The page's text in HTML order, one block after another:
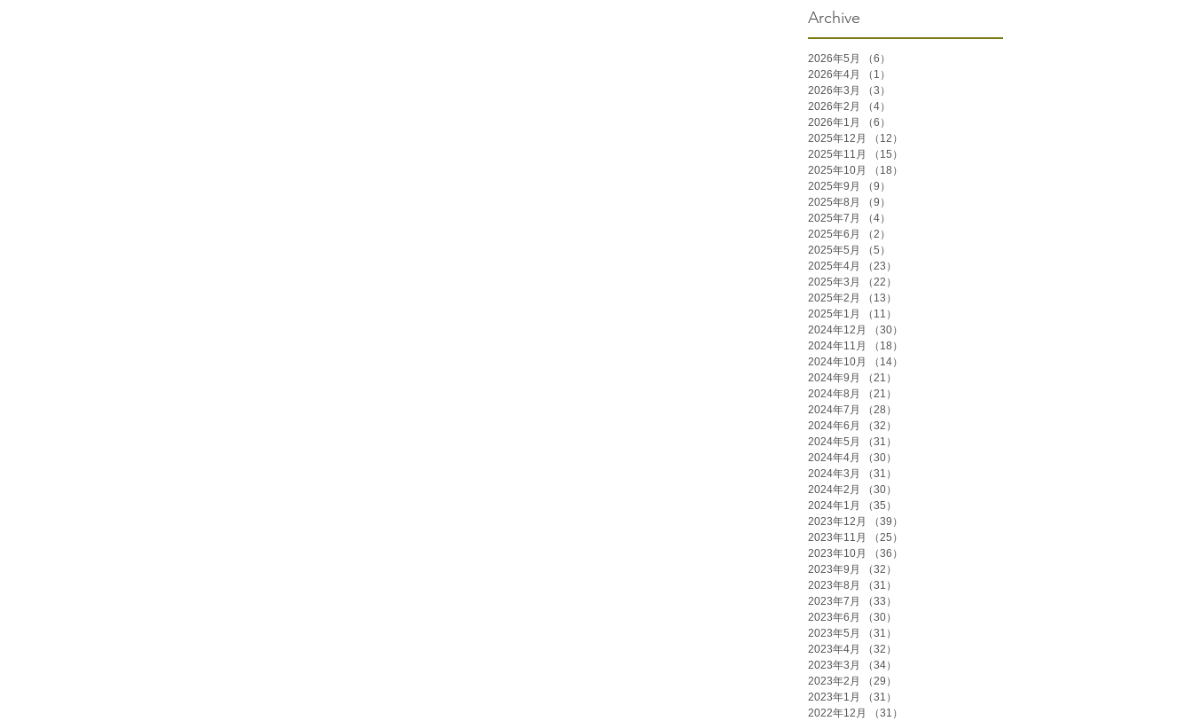
Archive
2026年5月 （6）
2026年4月
（1）
2026年3月
（3）
2026年2月
（4）
2026年1月
（6）
2025年12月
（12）
2025年11月
（15）
2025年10月
（18）
2025年9月
（9）
2025年8月
（9）
2025年7月
（4）
2025年6月
（2）
2025年5月
（5）
2025年4月
（23）
2025年3月
（22）
2025年2月
（13）
2025年1月
（11）
2024年12月
（30）
2024年11月
（18）
2024年10月
（14）
2024年9月
（21）
2024年8月
（21）
2024年7月
（28）
2024年6月
（32）
2024年5月
（31）
2024年4月
（30）
2024年3月
（31）
2024年2月
（30）
2024年1月
（35）
2023年12月
（39）
2023年11月
（25）
2023年10月
（36）
2023年9月
（32）
2023年8月
（31）
2023年7月
（33）
2023年6月
（30）
2023年5月
（31）
2023年4月
（32）
2023年3月
（34）
2023年2月
（29）
2023年1月
（31）
2022年12月
（31）